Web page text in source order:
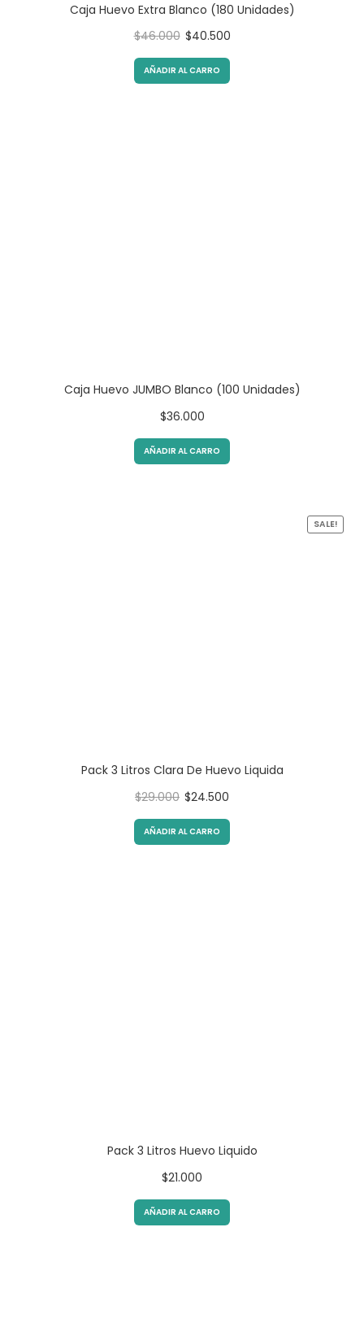
Caja Huevo Extra Blanco (180 Unidades)
$46.000 Original
was:
$46.000.
$40.500Current
AÑADIR AL CARRO
Caja Huevo JUMBO Blanco (100 Unidades)
$36.000
AÑADIR AL CARRO
Pack 3 Litros Clara De Huevo Liquida
SALE!
$29.000 Original
was:
$29.000.
$24.500
$24.500.
AÑADIR AL CARRO
Pack 3 Litros Huevo Liquido
$21.000
AÑADIR AL CARRO